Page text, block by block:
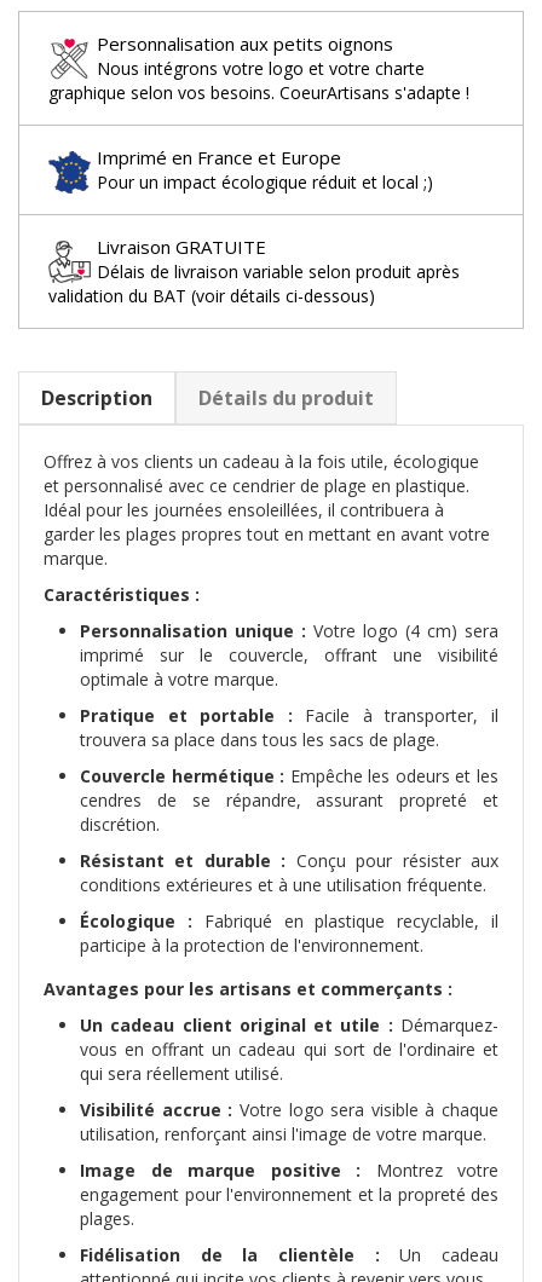
Personnalisation aux petits oignons
Nous intégrons votre logo et votre charte
graphique selon vos besoins. CoeurArtisans s'adapte !
Imprimé en France et Europe
Pour un impact écologique réduit et local ;)
Livraison GRATUITE
Délais de livraison variable selon produit après
validation du BAT (voir détails ci-dessous)
Description Détails du produit
Offrez à vos clients un cadeau à la fois utile, écologique
et personnalisé avec ce cendrier de plage en plastique.
Idéal pour les journées ensoleillées, il contribuera à
garder les plages propres tout en mettant en avant votre
marque.
Caractéristiques :
Personnalisation unique : Votre logo (4 cm) sera
imprimé sur le couvercle, offrant une visibilité
optimale à votre marque.
Pratique et portable : Facile à transporter, il
trouvera sa place dans tous les sacs de plage.
Couvercle hermétique : Empêche les odeurs et les
cendres de se répandre, assurant propreté et
discrétion.
Résistant et durable : Conçu pour résister aux
conditions extérieures et à une utilisation fréquente.
Écologique : Fabriqué en plastique recyclable, il
participe à la protection de l'environnement.
Avantages pour les artisans et commerçants :
Un cadeau client original et utile : Démarquez-
vous en offrant un cadeau qui sort de l'ordinaire et
qui sera réellement utilisé.
Visibilité accrue : Votre logo sera visible à chaque
utilisation, renforçant ainsi l'image de votre marque.
Image de marque positive : Montrez votre
engagement pour l'environnement et la propreté des
plages.
Fidélisation de la clientèle : Un cadeau